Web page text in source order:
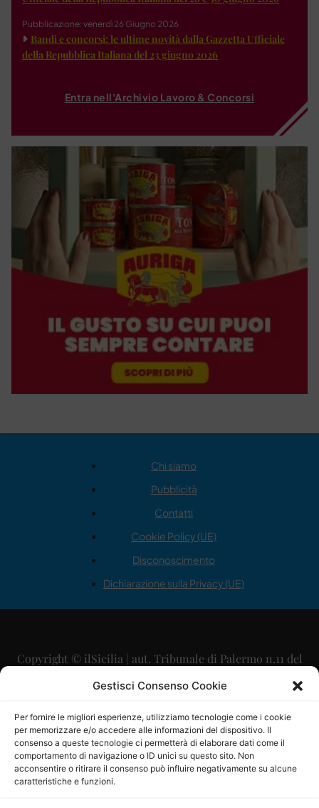
Gestisci Consenso Cookie
Per fornire le migliori esperienze, utilizziamo tecnologie come i cookie
per memorizzare e/o accedere alle informazioni del dispositivo. Il
consenso a queste tecnologie ci permetterà di elaborare dati come il
comportamento di navigazione o ID unici su questo sito. Non
acconsentire o ritirare il consenso può influire negativamente su alcune
caratteristiche e funzioni.
Pubblicazione: venerdì 26 Giugno 2026
Bandi e concorsi: le ultime novità dalla Gazzetta Ufficiale
della Repubblica Italiana del 23 giugno 2026
Entra nell'Archivio Lavoro & Concorsi
Chi siamo
Pubblicità
Contatti
Cookie Policy (UE)
Disconoscimento
Dichiarazione sulla Privacy (UE)
Copyright © ilSicilia | aut. Tribunale di Palermo n.11 del
29/09/2015
Direttore Editoriale: Maurizio Scaglione
Direttore Responsabile: Maria Calabrese